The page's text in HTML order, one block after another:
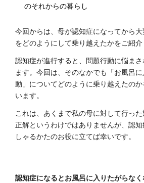
のそれからの暮らし
今回からは、母が認知症になってから
をどのようにして乗り越えたかをご紹介
認知症が進行すると、問題行動に悩ま
ます。今回は、そのなかでも「お風呂
動」についてどのように乗り越えたの
います。
これは、あくまで私の母に対して行っ
正解というわけではありませんが、認
しゃるかたのお役に立てば幸いです。
認知症になるとお風呂に入りたがらな